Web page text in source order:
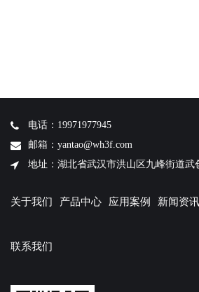
电话：19971977945
邮箱：yantao@wh3f.com
地址：湖北省武汉市洪山区九峰街道武
关于我们 产品中心 应用案例 新闻资讯
联系我们